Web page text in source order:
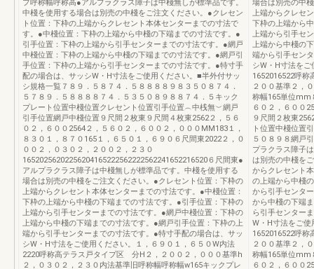
プ呼称幅呼称高●アルプラクラス障子は中棧無しが標準品です。
中棧を使用する場合は別売の中棧をご注文ください。●クレセン
ト位置：下枠の上端からクレセント本体センターまでの寸法で
す。●中棧位置：下枠の上端から中棧の下端までの寸法です。●
引手位置：下枠の上端から引手センターまでの寸法です。●網戸
中棧位置：下枠の上端から中棧の下端までの寸法です。●網戸引
手位置：下枠の上端から引手センターまでの寸法です。●特寸手
配の場合は、サッシW・H寸法をご使用ください。■半外付サッ
シ規格一覧７８９．５８７４．５８８８８９８３５０８７４．
５７８９．５８８８８７４．５３５０８９８８７４．５キック
プレート位置中棧位置クレセント位置引手位置︵中桟無︶網戸
引手位置網戸中棧位置９尺間２枚東９尺間４枚東2562２，５６
０２，６００2564２，５６０２，６００２，０００MM183１，
８３０１，８７０165１，６５０１，６９０６尺間東2022２，０
００２，０３０２，２００２，２３０
16520256202256204165222562222562241652216520６尺間東●
アルプラクラス障子は中棧無しが標準品です。中棧を使用する
場合は別売の中棧をご注文ください。●クレセント位置：下枠の
上端からクレセント本体センターまでの寸法です。●中棧位置：
下枠の上端から中棧の下端までの寸法です。●引手位置：下枠の
上端から引手センターまでの寸法です。●網戸中棧位置：下枠の
上端から中棧の下端までの寸法です。●網戸引手位置：下枠の上
端から引手センターまでの寸法です。●特寸手配の場合は、サッ
シW・H寸法をご使用ください。１，６９０１，６５０W内法
2220呼称高テラス戸タイプ区 分H２，２００２，０００基準h
２，０３０２，２３０内法基準旧呼称幅呼称幅w165キックプレ
場合は別売の中
上端からクレセ
下枠の上端から
上端から引手セ
上端から中棧の
端から引手セン
シW・H寸法を
1652016522呼
２００基準２，
称幅165単位mm
６０２，６００
９尺間２枚東
ト位置中棧位置
５０８９８網戸
プラクラス障子
は別売の中棧を
からクレセント
の上端から中棧
から引手センタ
から中棧の下端
ら引手センター
W・H寸法をご使
1652016522呼
２００基準２，
称幅165単位mm
６０２，６００